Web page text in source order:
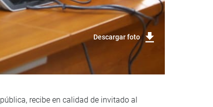
Descargar foto
recibe en calidad de invitado al